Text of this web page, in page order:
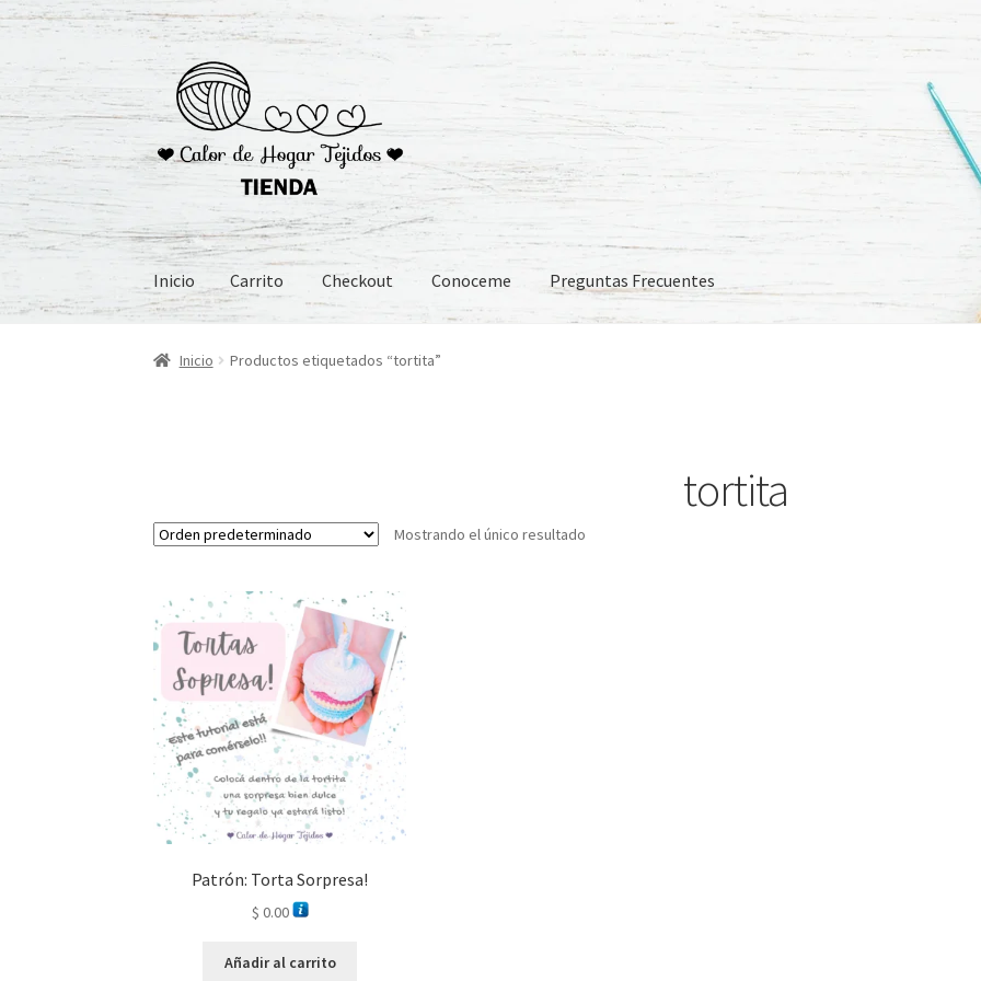
Ir
la
navegación
Ir
contenido
Inicio Carrito Checkout Conoceme Preguntas Frecuentes
Inicio Carrito Checkout Conoceme Preguntas Frecuentes
Inicio Productos etiquetados “tortita”
tortita
Mostrando el único resultado
Patrón: Torta Sorpresa!
$ 0.00
Añadir al carrito